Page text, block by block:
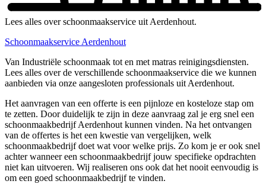
Lees alles over schoonmaakservice uit Aerdenhout.
Schoonmaakservice Aerdenhout
Van Industriële schoonmaak tot en met matras reinigingsdiensten.
Lees alles over de verschillende schoonmaakservice die we kunnen
aanbieden via onze aangesloten professionals uit Aerdenhout.
Het aanvragen van een offerte is een pijnloze en kosteloze stap om
te zetten. Door duidelijk te zijn in deze aanvraag zal je erg snel een
schoonmaakbedrijf Aerdenhout kunnen vinden. Na het ontvangen
van de offertes is het een kwestie van vergelijken, welk
schoonmaakbedrijf doet wat voor welke prijs. Zo kom je er ook snel
achter wanneer een schoonmaakbedrijf jouw specifieke opdrachten
niet kan uitvoeren. Wij realiseren ons ook dat het nooit eenvoudig is
om een goed schoonmaakbedrijf te vinden.